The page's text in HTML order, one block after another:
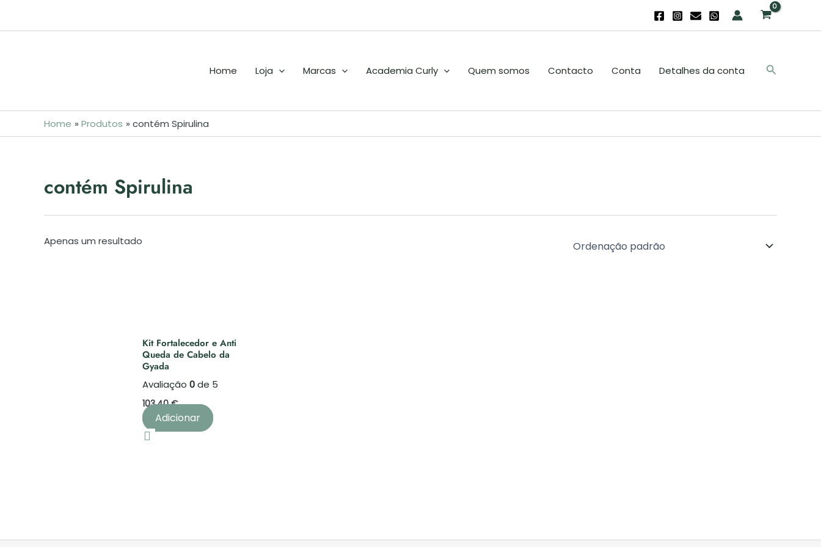
Home Loja Marcas Academia Curly Quem somos Contacto Conta Detalhes da conta Search
Home Produtos contém Spirulina
contém Spirulina
Apenas um resultado
Kit Fortalecedor e Anti
Queda de Cabelo da
Gyada
Avaliação 0de 5
103,40€
Adicionar